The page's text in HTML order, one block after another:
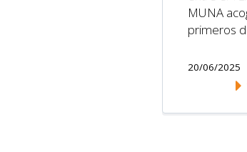
MUNA
primeros
20/06/2025